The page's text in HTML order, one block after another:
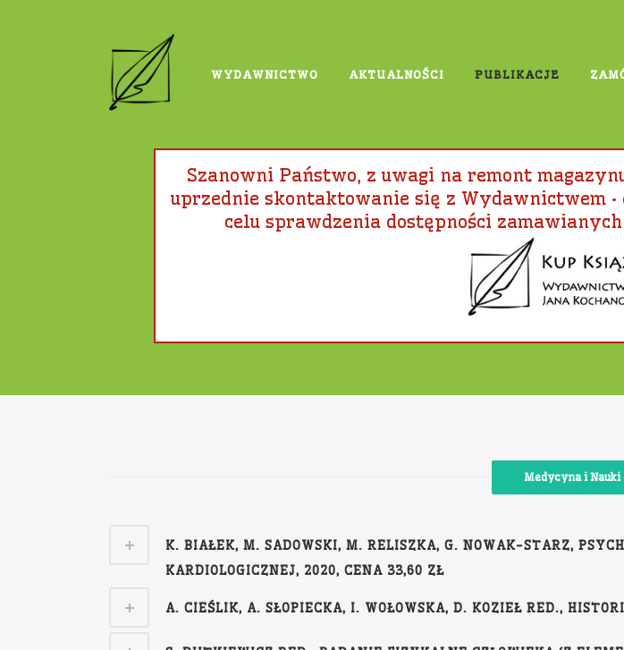
WYDAWNICTWO AKTUALNOŚCI PUBLIKACJE
Szanowni Państwo, z uwagi na remont
uprzednie skontaktowanie się z Wydawnictwem
celu sprawdzenia dostępności
Medycyna i Nauki
K. BIAŁEK, M. SADOWSKI, M. RELISZKA, G. NOWAK-STARZ,
KARDIOLOGICZNEJ, 2020, CENA 33,60 ZŁ
A. CIEŚLIK, A. SŁOPIECKA, I. WOŁOWSKA, D. KOZIEŁ RED.,